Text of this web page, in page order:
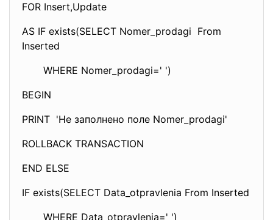
FOR Insert,Update
AS IF exists(SELECT Nomer_prodagi From
Inserted
WHERE Nomer_prodagi=' ')
BEGIN
PRINT 'Не заполнено поле Nomer_prodagi'
ROLLBACK TRANSACTION
END ELSE
IF exists(SELECT Data_otpravlenia From Inserted
WHERE Data_otpravlenia=' ')